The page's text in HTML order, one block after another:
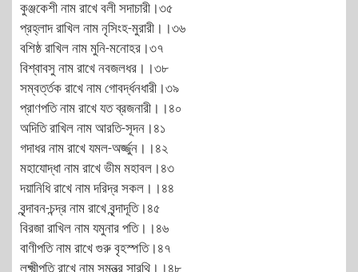
কুঞ্জকেশী নাম রাখে বলী সদাচারী।৩৫
প্রহ্লাদ রাখিল নাম নৃসিংহ-মুরারী।।৩৬
বশিষ্ঠ রাখিল নাম মুনি-মনোহর।৩৭
বিশ্বাবসু নাম রাখে নবজলধর।।৩৮
সম্বর্ত্তক রাখে নাম গোবর্দ্ধনধারী।৩৯
প্রাণপতি নাম রাখে যত ব্রজনারী।।৪০
অদিতি রাখিল নাম আরতি-সূদন।৪১
গদাধর নাম রাখে যমল-অর্জ্জুন।।৪২
মহাযোদ্ধা নাম রাখে ভীম মহাবল।৪৩
দয়ানিধি রাখে নাম দরিদ্র সকল।।৪৪
বৃন্দাবন-চন্দ্র নাম রাখে বৃন্দাদূতি।৪৫
বিরজা রাখিল নাম যমুনার পতি।।৪৬
বাণীপতি নাম রাখে গুরু বৃহস্পতি।৪৭
লক্ষ্মীপতি রাখে নাম সুমন্ত্র সারথি।।৪৮